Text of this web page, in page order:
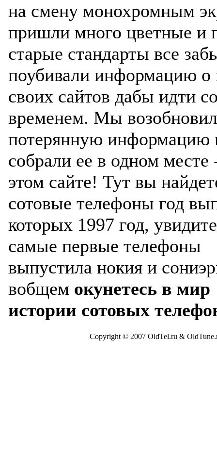
на смену монохромным
пришли много цветные и
старые стандарты все
поубивали информацию о
своих сайтов дабы идти
временем. Мы
потерянную информацию
собрали ее в одном месте
этом сайте! Тут вы
сотовые телефоны год
которых 1997 год,
самые первые телефоны
выпустила нокия и
вобщем окунетесь в мир
истории сотовых
Copyright © 2007 OldTel.ru &